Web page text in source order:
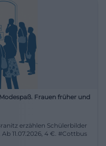
Frauen früher und
erzählen Schülerbilder
11.07.2026, 4 €. #Cottbus